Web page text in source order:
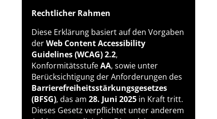
Rechtlicher Rahmen
Diese Erklärung basiert auf den Vorgaben
derWeb Content Accessibility
Guidelines (WCAG) 2.2,
KonformitätsstufeAA, sowie unter
Berücksichtigung der Anforderungen des
Barrierefreiheitsstärkungsgesetzes
(BFSG), das am 28. Juni 2025in Kraft tritt.
Dieses Gesetz verpflichtet unter anderem